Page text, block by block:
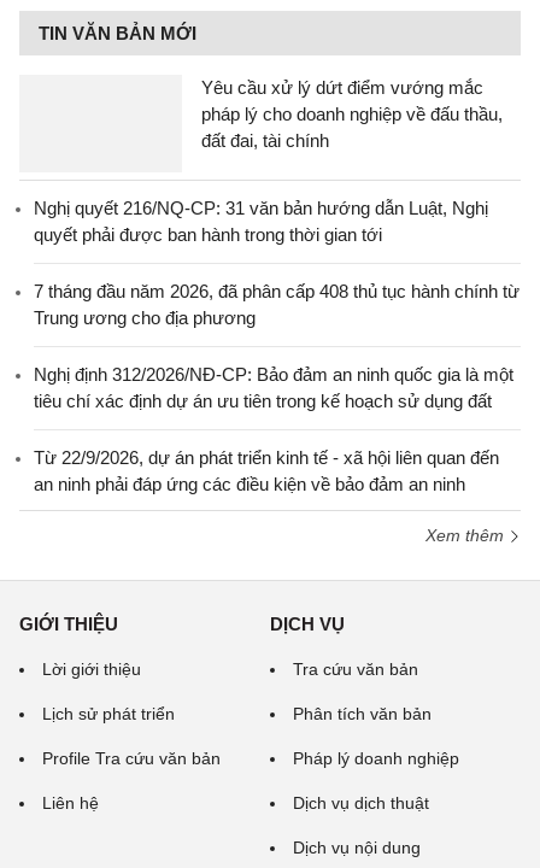
TIN VĂN BẢN MỚI
Yêu cầu xử lý dứt điểm vướng mắc
pháp lý cho doanh nghiệp về đấu thầu,
đất đai, tài chính
Nghị quyết 216/NQ-CP: 31 văn bản hướng dẫn Luật, Nghị
quyết phải được ban hành trong thời gian tới
7 tháng đầu năm 2026, đã phân cấp 408 thủ tục hành chính từ
Trung ương cho địa phương
Nghị định 312/2026/NĐ-CP: Bảo đảm an ninh quốc gia là một
tiêu chí xác định dự án ưu tiên trong kế hoạch sử dụng đất
Từ 22/9/2026, dự án phát triển kinh tế - xã hội liên quan đến
an ninh phải đáp ứng các điều kiện về bảo đảm an ninh
Xem thêm
GIỚI THIỆU
Lời giới thiệu
Lịch sử phát triển
Profile Tra cứu văn bản
Liên hệ
DỊCH VỤ
Tra cứu văn bản
Phân tích văn bản
Pháp lý doanh nghiệp
Dịch vụ dịch thuật
Dịch vụ nội dung